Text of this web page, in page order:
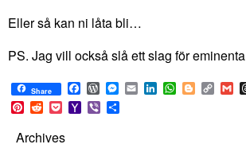
Eller så kan ni låta bli…
PS. Jag vill också slå ett slag för eminenta
Share Facebook
WordPress
Messenger
EmailLinkedIn
WhatsApp
BloggerCopy
Link
Pinterest
RedditPocketYahoo
Mail
Viber
Archives